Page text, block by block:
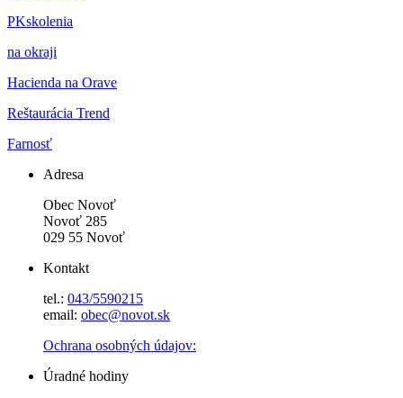
PKskolenia
na okraji
Hacienda na Orave
Reštaurácia Trend
Farnosť
Adresa
Obec Novoť
Novoť 285
029 55 Novoť
Kontakt
tel.: 043/5590215
email: obec@novot.sk
Ochrana osobných údajov:
Úradné hodiny